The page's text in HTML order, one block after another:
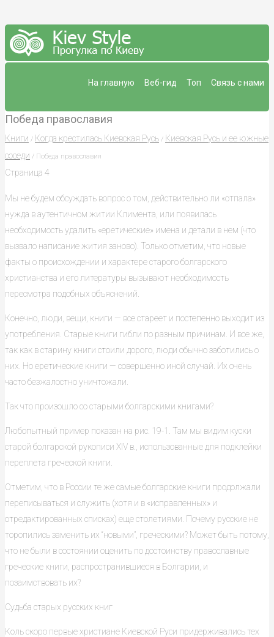
Связь с нами
Топ
Веб-гид
На главную
Победа православия
Книги / Когда крестилась Киевская Русь / Киевская Русь и ее южные
соседи / Победа православия
Страница 4
Мы не будем обсуждать вопрос о том, действительно ли «отпала»
нужда в аутентичном житии Климента, или появилась
необходимость удалить «еретические» имена и детали в нем (что
вызвало написание жития заново). Только отметим, что новые
факты о происхождении и характере старого болгарского
христианства и его литературы вызывают необходимость
пересмотра подобных объяснений.
Конечно, люди, вещи, книги — все стареет и постепенно выходит из
употребления. Старые книги гибли по разным причинам. И все же,
так как в старину книги стоили дорого, люди обычно заботились о
них. Но еретические книги — совершенно иной случай. Их очень
часто безжалостно уничтожали.
Так что произошло со старыми болгарскими книгами?
Любопытный пример показан на рис. 19-1. Там мы видим куски
старой болгарской рукописи XIV в., использованные для подклейки
переплета греческой книги.
Отметим, что в России те же самые болгарские книги продолжали
переписываться и служить (хотя и в «исправленных» и
отредактированных списках) еще столетиями. Почему русские не
торопились заменить их “новыми”, греческими? Может быть потому,
что не были в состоянии оценить по достоинству православные
греческие книги, распространившиеся в Болгарии, и
позаимствовать их?
Судьба старых русских книг
Коль скоро первые христиане Киевской Руси придерживались тех